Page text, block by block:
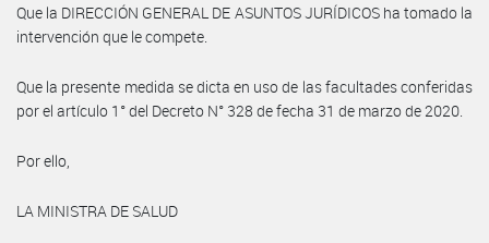
Que la DIRECCIÓN GENERAL DE ASUNTOS JURÍDICOS ha tomado la
intervención que le compete.
Que la presente medida se dicta en uso de las facultades conferidas
por el artículo 1° del Decreto N° 328 de fecha 31 de marzo de 2020.
Por ello,
LA MINISTRA DE SALUD